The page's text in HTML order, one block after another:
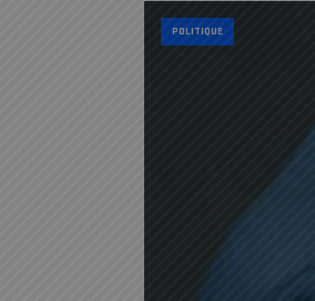
POLITIQUE